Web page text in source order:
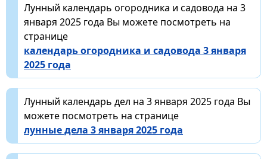
Лунный календарь огородника и садовода на 3
января 2025 года Вы можете посмотреть на
странице
календарь огородника и садовода 3 января
2025 года
Лунный календарь дел на 3 января 2025 года Вы
можете посмотреть на странице
лунные дела 3 января 2025 года